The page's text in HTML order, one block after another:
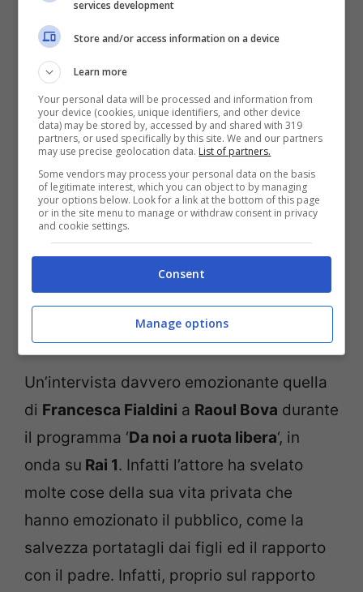
Raoul Bova (Getty Images)
Un’intervista davvero emozionante quella
di Francesca Fialdini a Raoul Bova durante
il programma ‘Da noi a ruota libera‘, in
onda su Rai 1. Infatti l’attore ha svelato
molte cose della sua vita privata che
hanno emozionato il pubblico, come la
salvezza portatagli dai figli ed il rapporto
con il padre. Infatti, proprio sul rapporto
services development
Store and/or access information on a device
Learn more
Your personal data will be processed and information from
your device (cookies, unique identifiers, and other device
data) may be stored by, accessed by and shared with 319
partners, or used specifically by this site. We and our partners
may use precise geolocation data. List of partners.
Some vendors may process your personal data on the basis
of legitimate interest, which you can object to by managing
your options below. Look for a link at the bottom of this page
or in the site menu to manage or withdraw consent in privacy
and cookie settings.
Consent
Manage options